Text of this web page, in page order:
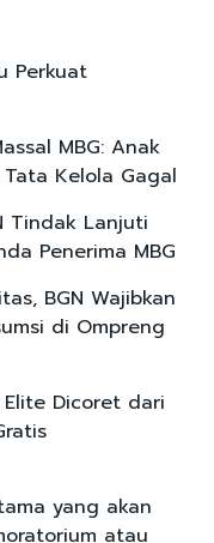
Perkuat
MBG: Anak
Kelola Gagal
Tindak Lanjuti
Penerima MBG
BGN Wajibkan
di Ompreng
Elite Dicoret dari
yang akan
atau